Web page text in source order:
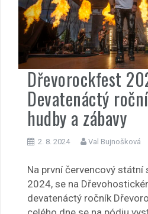
Dřevorockfest
Devatenáctý
hudby a zábavy
2. 8. 2024 Val Bujnošková
Na první červencový státní
2024, se na
devatenáctý ročník